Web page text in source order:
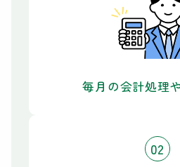
毎月の会計処理
02